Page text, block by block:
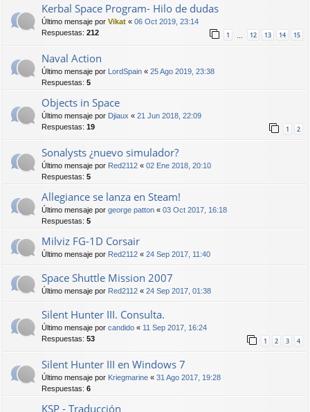
Kerbal Space Program- Hilo de dudas
Último mensaje por Vikat « 06 Oct 2019, 23:14
Respuestas: 212 1 12 13 14 15
Naval Action
Último mensaje por LordSpain « 25 Ago 2019, 23:38
Respuestas: 5
Objects in Space
Último mensaje por Djiaux « 21 Jun 2018, 22:09
Respuestas: 19 1 2
Sonalysts ¿nuevo simulador?
Último mensaje por Red2112 « 02 Ene 2018, 20:10
Respuestas: 5
Allegiance se lanza en Steam!
Último mensaje por george patton « 03 Oct 2017, 16:18
Respuestas: 5
Milviz FG-1D Corsair
Último mensaje por Red2112 « 24 Sep 2017, 11:40
Space Shuttle Mission 2007
Último mensaje por Red2112 « 24 Sep 2017, 01:38
Silent Hunter III. Consulta.
Último mensaje por candido « 11 Sep 2017, 16:24
Respuestas: 53 1 2 3 4
Silent Hunter III en Windows 7
Último mensaje por Kriegmarine « 31 Ago 2017, 19:28
Respuestas: 6
KSP - Traducción